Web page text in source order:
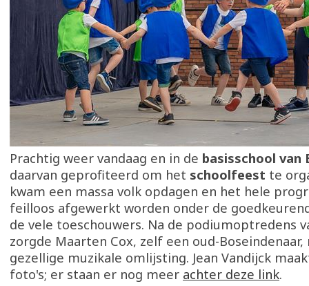
Prachtig weer vandaag en in de basisschool van
daarvan geprofiteerd om het schoolfeest te
kwam een massa volk opdagen en het hele
feilloos afgewerkt worden onder de
de vele toeschouwers. Na de podiumoptredens
zorgde Maarten Cox, zelf een oud-Boseindenaar,
gezellige muzikale omlijsting. Jean Vandijck
foto's; er staan er nog meer achter deze link.